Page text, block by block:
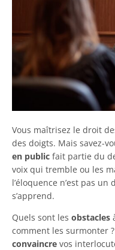
Vous maîtrisez le droit
des doigts. Mais savez-
en public fait partie du
voix qui tremble ou les
l’éloquence n’est pas un
s’apprend.
Quels sont les obstacles
comment les surmonter
convaincre vos